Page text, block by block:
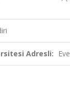
Adresli: